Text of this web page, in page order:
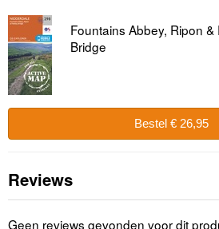
Fountains Abbey, Ripon &
Bridge
Bestel € 26,95
Reviews
Geen reviews gevonden voor dit